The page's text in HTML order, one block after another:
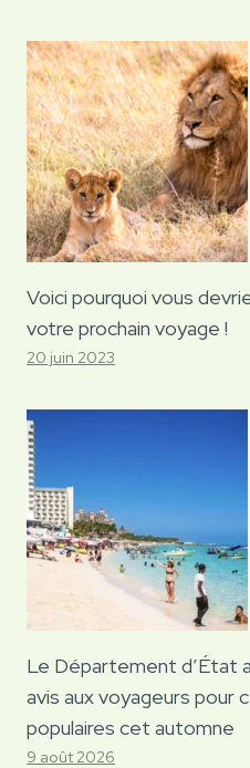
Voici pourquoi vous
votre prochain voyage !
20 juin 2023
Le Département d’État
avis aux voyageurs pour
populaires cet automne
9 août 2026